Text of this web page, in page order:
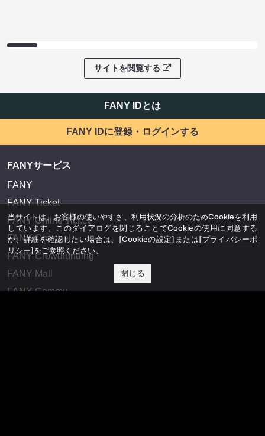
サイトを閲覧する
FANY IDとは
FANY IDに登録・ログインする
FANYサービス
FANY
FANY Ticket
FANY Online Ticket
FANY Channel
FANY Crowdfunding
FANY Mall
FANY Commu
当サイトは、お客様の使いやすさ、利用状況の分析のためCookieを利用
しています。このダイアログを閉じることでCookieの使用に同意する
か、詳細を確認したい場合は、 [Cookieの設定] または[プライバシーポ
リシー]をご参照ください。
閉じる